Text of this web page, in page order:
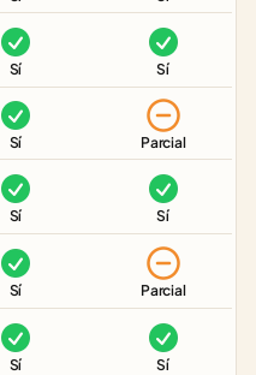
Sí Sí
Sí
Parcial
Sí Sí
Sí Parcial
Sí Sí